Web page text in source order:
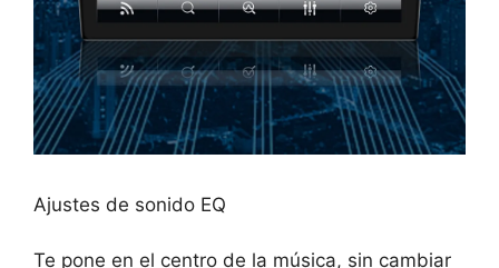
Ajustes de sonido EQ
Te pone en el centro de la música, sin cambiar